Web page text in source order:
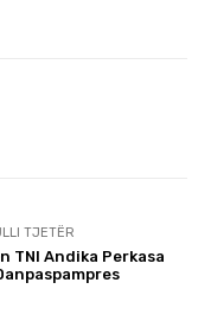
TJETËR
TNI Andika Perkasa